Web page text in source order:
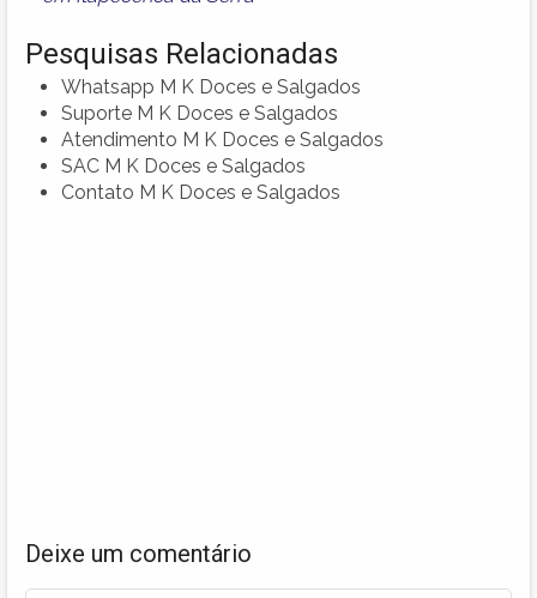
Pesquisas Relacionadas
Whatsapp M K Doces e Salgados
Suporte M K Doces e Salgados
Atendimento M K Doces e Salgados
SAC M K Doces e Salgados
Contato M K Doces e Salgados
Deixe um comentário